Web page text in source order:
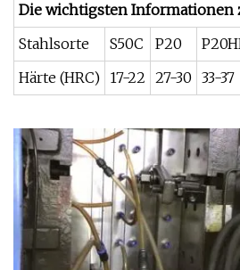
Die wichtigsten Informationen
Stahlsorte
S50C P20
Härte (HRC) 17-22 27-30 33-37